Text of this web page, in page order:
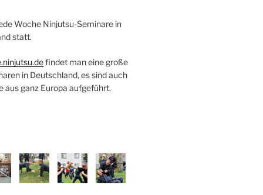
Woche Ninjutsu-Seminare in
statt.
findet man eine große
in Deutschland, es sind auch
aus ganz Europa aufgeführt.